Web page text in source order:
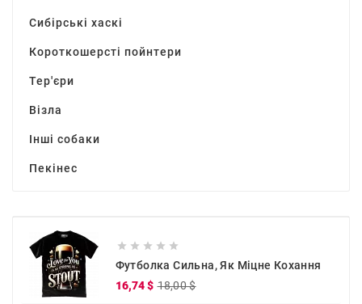
Сибірські хаскі
Короткошерсті пойнтери
Тер'єри
Візла
Інші собаки
Пекінес
    
Футболка Сильна, Як Міцне Кохання
16,74 $ 18,00 $